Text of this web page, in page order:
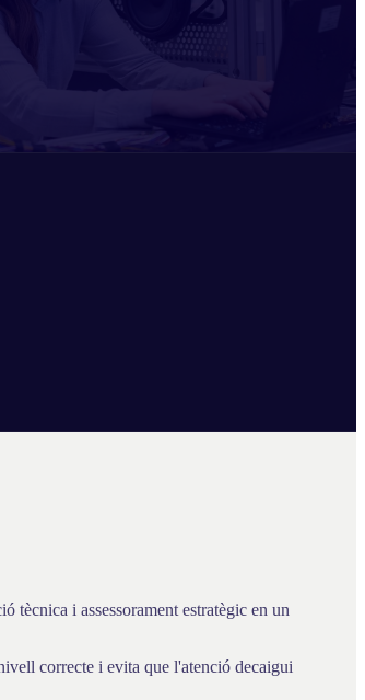
tècnica i assessorament estratègic en un
correcte i evita que l'atenció decaigui